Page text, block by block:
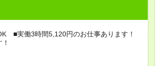
■実働3時間5,120円のお仕事あります！